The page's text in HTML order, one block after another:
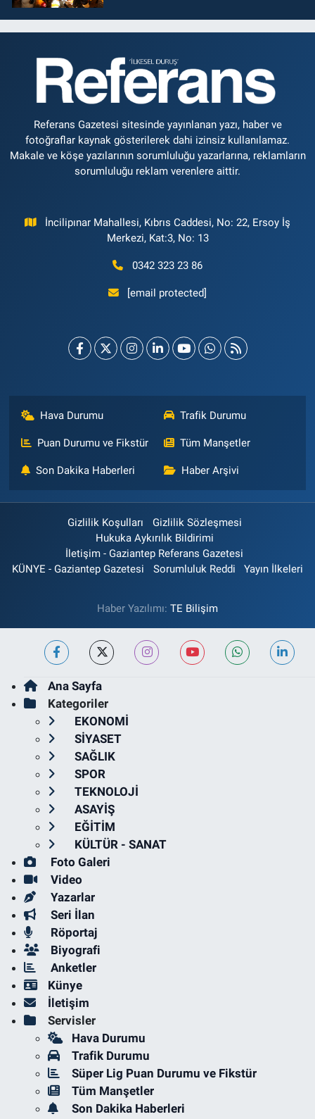
Referans Gazetesi sitesinde yayınlanan yazı, haber ve
fotoğraflar kaynak gösterilerek dahi izinsiz kullanılamaz.
Makale ve köşe yazılarının sorumluluğu yazarlarına, reklamların
sorumluluğu reklam verenlere aittir.
İncilipınar Mahallesi, Kıbrıs Caddesi, No: 22, Ersoy İş
Merkezi, Kat:3, No: 13
0342 323 23 86
[email protected]
Hava Durumu Trafik Durumu
Puan Durumu ve Fikstür Tüm Manşetler
Son Dakika Haberleri Haber Arşivi
Gizlilik Koşulları
Gizlilik Sözleşmesi
Hukuka Aykırılık Bildirimi
İletişim - Gaziantep Referans Gazetesi
KÜNYE - Gaziantep Gazetesi
Sorumluluk Reddi Yayın İlkeleri
Haber Yazılımı: TE Bilişim
Ana Sayfa
Kategoriler
EKONOMİ
SİYASET
SAĞLIK
SPOR
TEKNOLOJİ
ASAYİŞ
EĞİTİM
KÜLTÜR - SANAT
Foto Galeri
Video
Yazarlar
Seri İlan
Röportaj
Biyografi
Anketler
Künye
İletişim
Servisler
Hava Durumu
Trafik Durumu
Süper Lig Puan Durumu ve Fikstür
Tüm Manşetler
Son Dakika Haberleri